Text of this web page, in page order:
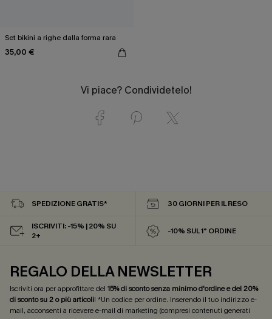
Set bikini a righe dalla forma rara
35,00 €
Vi piace? Condividetelo!
SPEDIZIONE GRATIS* 30 GIORNI PER IL RESO
ISCRIVITI: -15% | 20% SU
2+
-10% SUL 1° ORDINE
REGALO DELLA NEWSLETTER
Iscriviti ora per approfittare del 15% di sconto senza minimo d'ordine e del 20%
di sconto su 2 o più articoli! *Un codice per ordine. Inserendo il tuo indirizzo e-
mail, acconsenti a ricevere e-mail di marketing (compresi contenuti generati